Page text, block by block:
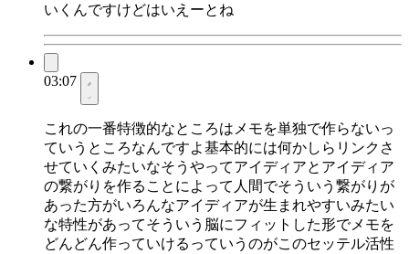
いくんですけどはいえーとね
03:07
これの一番特徴的なところはメモを単独で作らないっ
ていうところなんですよ基本的には何かしらリンクさ
せていくみたいなそうやってアイディアとアイディア
の繋がりを作ることによって人間でそういう繋がりが
あった方がいろんなアイディアが生まれやすいみたい
な特性があってそういう脳にフィットした形でメモを
どんどん作っていけるっていうのがこのセッテル活性